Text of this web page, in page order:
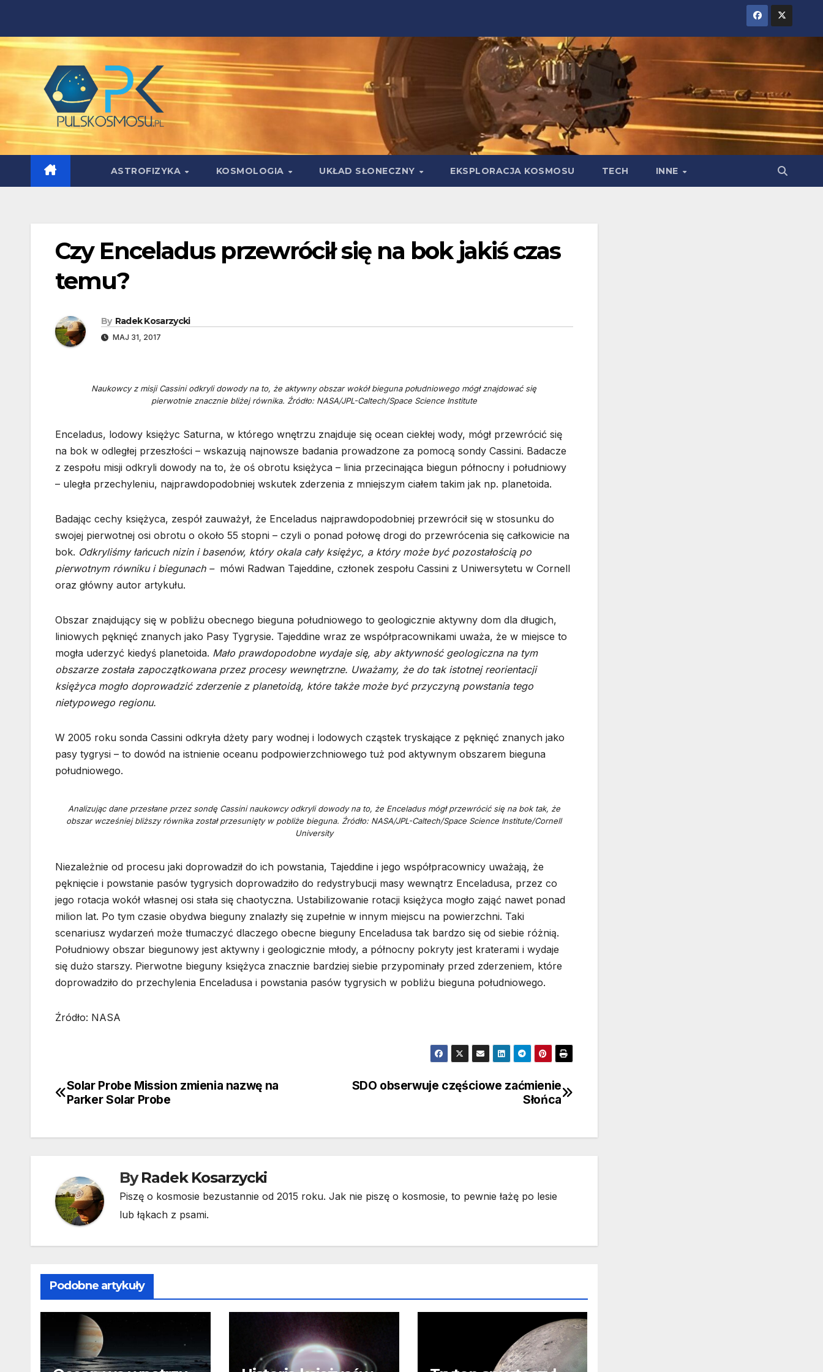
content
ASTROFIZYKA KOSMOLOGIA UKŁAD SŁONECZNY EKSPLORACJA KOSMOSU TECH INNE
Czy Enceladus przewrócił się na bok jakiś czas
temu?
By Radek Kosarzycki
MAJ 31, 2017
Naukowcy z misji Cassini odkryli dowody na to, że aktywny obszar wokół bieguna południowego mógł znajdować się
pierwotnie znacznie bliżej równika. Źródło: NASA/JPL-Caltech/Space Science Institute
Enceladus, lodowy księżyc Saturna, w którego wnętrzu znajduje się ocean ciekłej wody, mógł przewrócić się
na bok w odległej przeszłości – wskazują najnowsze badania prowadzone za pomocą sondy Cassini. Badacze
z zespołu misji odkryli dowody na to, że oś obrotu księżyca – linia przecinająca biegun północny i południowy
– uległa przechyleniu, najprawdopodobniej wskutek zderzenia z mniejszym ciałem takim jak np. planetoida.
Badając cechy księżyca, zespół zauważył, że Enceladus najprawdopodobniej przewrócił się w stosunku do
swojej pierwotnej osi obrotu o około 55 stopni – czyli o ponad połowę drogi do przewrócenia się całkowicie na
bok. Odkryliśmy łańcuch nizin i basenów, który okala cały księżyc, a który może być pozostałością po
pierwotnym równiku i biegunach – mówi Radwan Tajeddine, członek zespołu Cassini z Uniwersytetu w Cornell
oraz główny autor artykułu.
Obszar znajdujący się w pobliżu obecnego bieguna południowego to geologicznie aktywny dom dla długich,
liniowych pęknięć znanych jako Pasy Tygrysie. Tajeddine wraz ze współpracownikami uważa, że w miejsce to
mogła uderzyć kiedyś planetoida. Mało prawdopodobne wydaje się, aby aktywność geologiczna na tym
obszarze została zapoczątkowana przez procesy wewnętrzne. Uważamy, że do tak istotnej reorientacji
księżyca mogło doprowadzić zderzenie z planetoidą, które także może być przyczyną powstania tego
nietypowego regionu.
W 2005 roku sonda Cassini odkryła dżety pary wodnej i lodowych cząstek tryskające z pęknięć znanych jako
pasy tygrysi – to dowód na istnienie oceanu podpowierzchniowego tuż pod aktywnym obszarem bieguna
południowego.
Analizując dane przesłane przez sondę Cassini naukowcy odkryli dowody na to, że Enceladus mógł przewrócić się na bok tak, że
obszar wcześniej bliższy równika został przesunięty w pobliże bieguna. Źródło: NASA/JPL-Caltech/Space Science Institute/Cornell
University
Niezależnie od procesu jaki doprowadził do ich powstania, Tajeddine i jego współpracownicy uważają, że
pęknięcie i powstanie pasów tygrysich doprowadziło do redystrybucji masy wewnątrz Enceladusa, przez co
jego rotacja wokół własnej osi stała się chaotyczna. Ustabilizowanie rotacji księżyca mogło zająć nawet ponad
milion lat. Po tym czasie obydwa bieguny znalazły się zupełnie w innym miejscu na powierzchni. Taki
scenariusz wydarzeń może tłumaczyć dlaczego obecne bieguny Enceladusa tak bardzo się od siebie różnią.
Południowy obszar biegunowy jest aktywny i geologicznie młody, a północny pokryty jest kraterami i wydaje
się dużo starszy. Pierwotne bieguny księżyca znacznie bardziej siebie przypominały przed zderzeniem, które
doprowadziło do przechylenia Enceladusa i powstania pasów tygrysich w pobliżu bieguna południowego.
Źródło: NASA
Nawigacja
SDO obserwuje częściowe zaćmienie
Słońca
Solar Probe Mission zmienia nazwę na
Parker Solar Probe
ByRadek Kosarzycki
Piszę o kosmosie bezustannie od 2015 roku. Jak nie piszę o kosmosie, to pewnie łażę po lesie
lub łąkach z psami.
Podobne artykuły